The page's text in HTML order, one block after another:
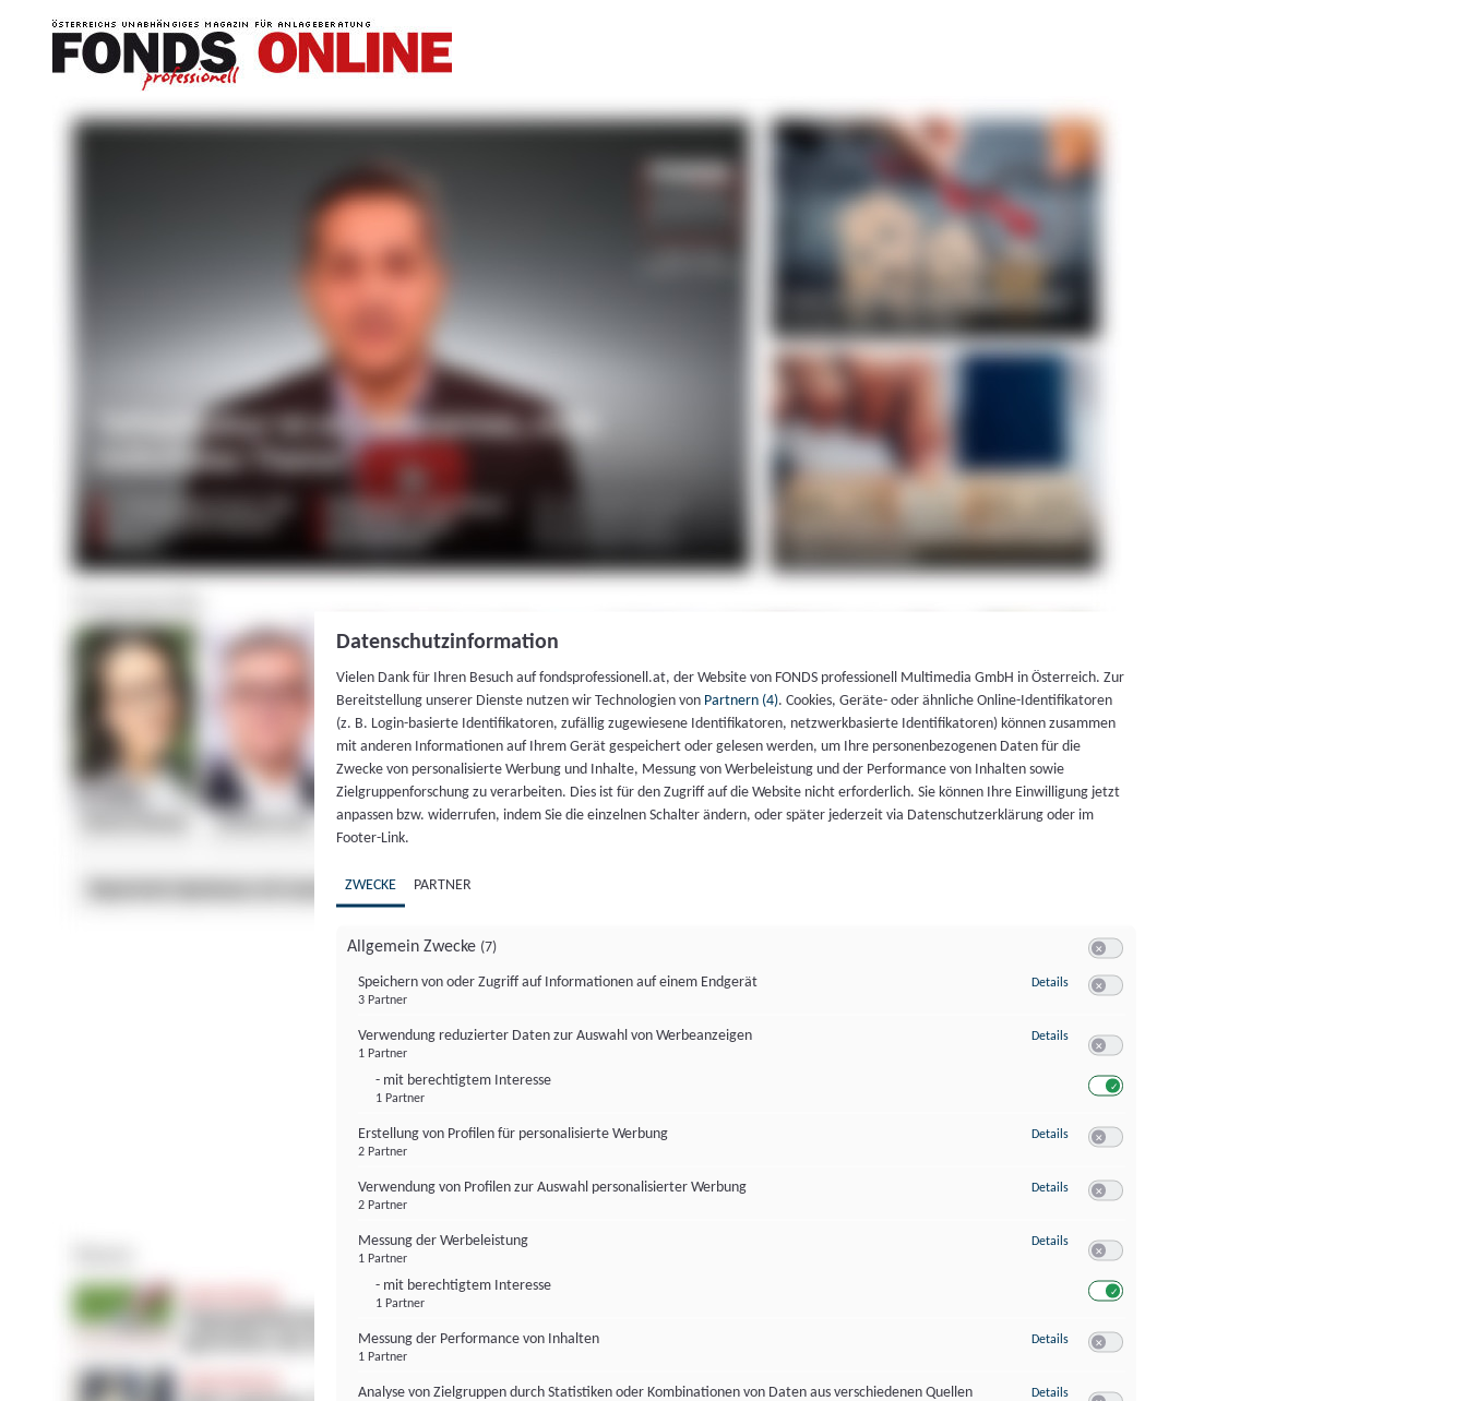
Datenschutzinformation
Vielen Dank für Ihren Besuch auf fondsprofessionell.at, der Website von FONDS professionell Multimedia GmbH in Österreich. Zur
Bereitstellung unserer Dienste nutzen wir Technologien von Partnern (4). Cookies, Geräte- oder ähnliche Online-Identifikatoren
(z. B. Login-basierte Identifikatoren, zufällig zugewiesene Identifikatoren, netzwerkbasierte Identifikatoren) können zusammen
mit anderen Informationen auf Ihrem Gerät gespeichert oder gelesen werden, um Ihre personenbezogenen Daten für die
Zwecke von personalisierte Werbung und Inhalte, Messung von Werbeleistung und der Performance von Inhalten sowie
Zielgruppenforschung zu verarbeiten. Dies ist für den Zugriff auf die Website nicht erforderlich. Sie können Ihre Einwilligung jetzt
anpassen bzw. widerrufen, indem Sie die einzelnen Schalter ändern, oder später jederzeit via Datenschutzerklärung oder im
Footer-Link.
ZWECKE PARTNER
Allgemein Zwecke (7)
Speichern von oder Zugriff auf Informationen auf einem Endgerät
3 Partner
Details zu Speichern von oder Zugriff auf Informationen auf einem Endgerät
Verwendung reduzierter Daten zur Auswahl von Werbeanzeigen
1 Partner
- mit berechtigtem Interesse
1 Partner
Details zu Verwendung reduzierter Daten zur Auswahl von Werbeanzeigen
Erstellung von Profilen für personalisierte Werbung
2 Partner
Details zu Erstellung von Profilen für personalisierte Werbung
Verwendung von Profilen zur Auswahl personalisierter Werbung
2 Partner
Details zu Verwendung von Profilen zur Auswahl personalisierter Werbung
Messung der Werbeleistung
1 Partner
- mit berechtigtem Interesse
1 Partner
Details zu Messung der Werbeleistung
Messung der Performance von Inhalten
1 Partner
Details zu Messung der Performance von Inhalten
Analyse von Zielgruppen durch Statistiken oder Kombinationen von Daten aus verschiedenen Quellen
Details zu Analyse von Zielgruppen durch Statistiken oder Kombinationen von